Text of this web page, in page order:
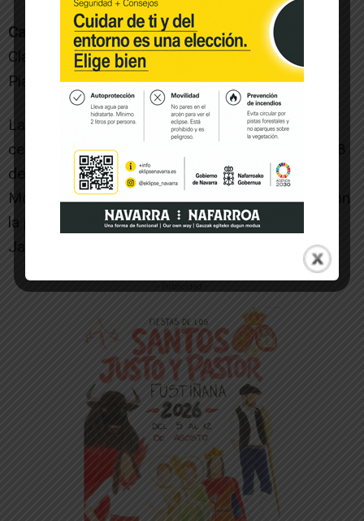
Categoría D Enseñanzas Profesionales
Clarinete Pablo García Pérez
Piano David Serrano Pérez
La entrega de los galardones se producirá en la
celebración de la festividad de Santa Cecilia, el 18
de noviembre a las 19:30 horas en el cine
Moncayo. Dicha celebración, además, contará con
la presencia del saxofonista y antiguo alumno
Javier Bruna que interpretará un pequeño recital.